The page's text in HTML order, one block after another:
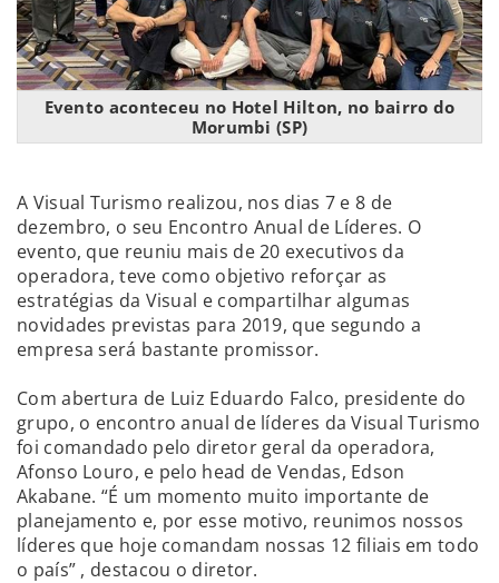
Evento aconteceu no Hotel Hilton, no bairro do
Morumbi (SP)
A Visual Turismo realizou, nos dias 7 e 8 de
dezembro, o seu Encontro Anual de Líderes. O
evento, que reuniu mais de 20 executivos da
operadora, teve como objetivo reforçar as
estratégias da Visual e compartilhar algumas
novidades previstas para 2019, que segundo a
empresa será bastante promissor.
Com abertura de Luiz Eduardo Falco, presidente do
grupo, o encontro anual de líderes da Visual Turismo
foi comandado pelo diretor geral da operadora,
Afonso Louro, e pelo head de Vendas, Edson
Akabane. “É um momento muito importante de
planejamento e, por esse motivo, reunimos nossos
líderes que hoje comandam nossas 12 filiais em todo
o país” , destacou o diretor.